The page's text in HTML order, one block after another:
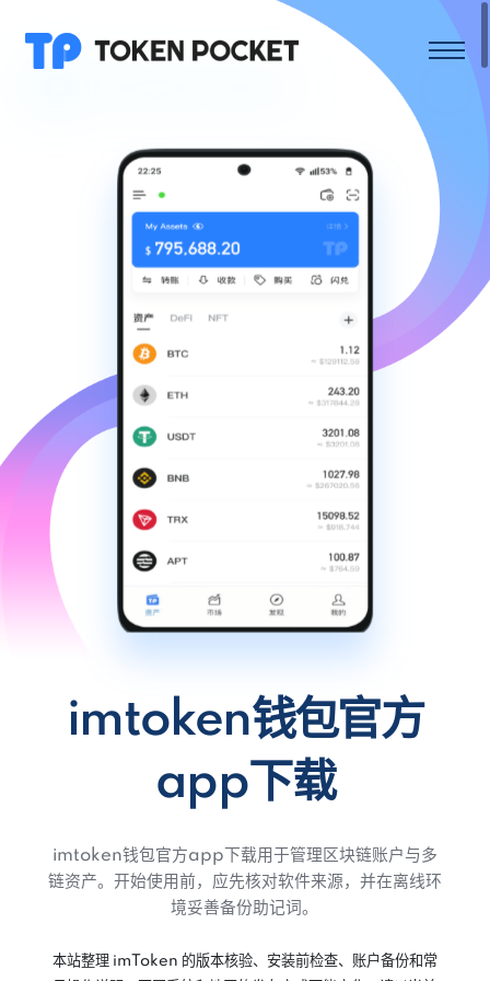
imtoken钱包官方
app下载
imtoken钱包官方app下载用于管理区块链账户与多
链资产。开始使用前，应先核对软件来源，并在离线环
境妥善备份助记词。
本站整理 imToken 的版本核验、安装前检查、账户备份和常